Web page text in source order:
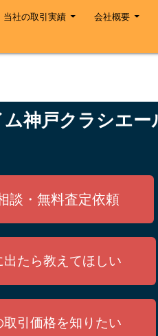
当社の取引実績 会社概要
神戸クラシエー
談・無料査定依頼
出たら教えてほしい
取引価格を知りたい